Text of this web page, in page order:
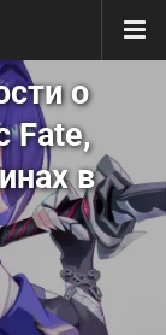
о
Fate,
в